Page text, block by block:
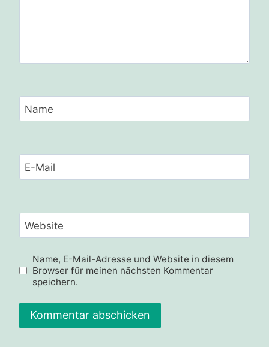
Name
E-Mail
Website
Name, E-Mail-Adresse und Website in diesem
Browser für meinen nächsten Kommentar
speichern.